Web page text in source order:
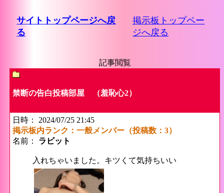
サイトトップページへ戻
る
掲示板トップペー
ジへ戻る
記事閲覧
禁断の告白投稿部屋 （羞恥心2）
日時： 2024/07/25 21:45
掲示板内ランク：一般メンバー（投稿数：3）
名前： ラビット
入れちゃいました。キツくて気持ちいい